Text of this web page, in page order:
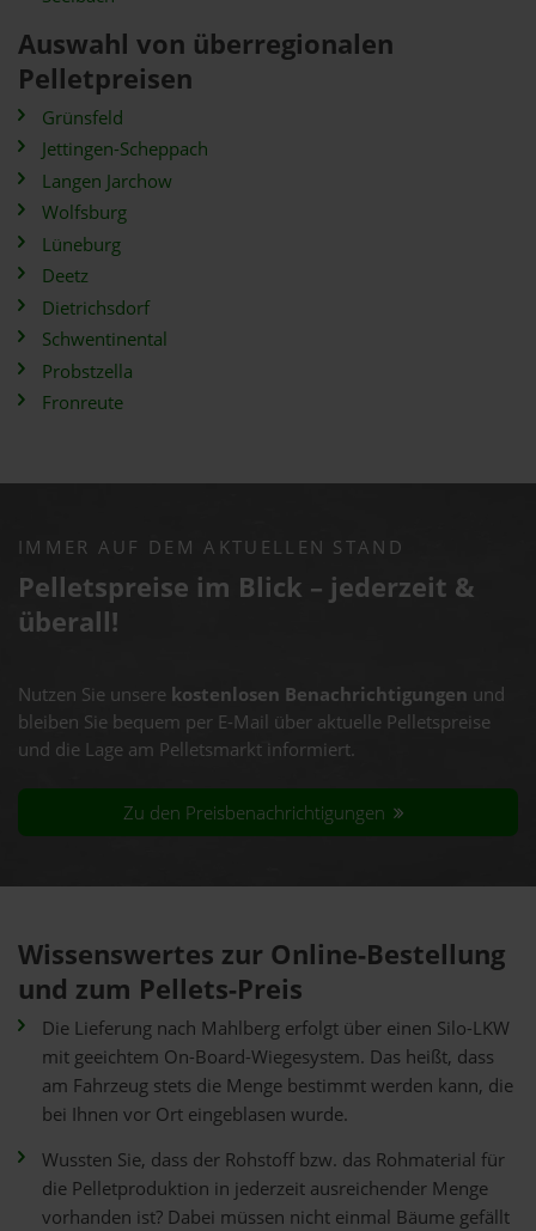
Auswahl von überregionalen
Pelletpreisen
Grünsfeld
Jettingen-Scheppach
Langen Jarchow
Wolfsburg
Lüneburg
Deetz
Dietrichsdorf
Schwentinental
Probstzella
Fronreute
IMMER AUF DEM AKTUELLEN STAND
Pelletspreise im Blick – jederzeit &
überall!
Nutzen Sie unsere kostenlosen Benachrichtigungen und
bleiben Sie bequem per E-Mail über aktuelle Pelletspreise
und die Lage am Pelletsmarkt informiert.
Zu den Preisbenachrichtigungen
Wissenswertes zur Online-Bestellung
und zum Pellets-Preis
Die Lieferung nach Mahlberg erfolgt über einen Silo-LKW
mit geeichtem On-Board-Wiegesystem. Das heißt, dass
am Fahrzeug stets die Menge bestimmt werden kann, die
bei Ihnen vor Ort eingeblasen wurde.
Wussten Sie, dass der Rohstoff bzw. das Rohmaterial für
die Pelletproduktion in jederzeit ausreichender Menge
vorhanden ist? Dabei müssen nicht einmal Bäume gefällt